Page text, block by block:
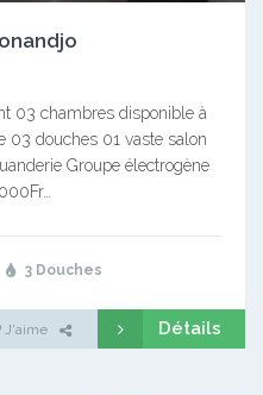
03 chambres disponible à
03 douches 01 vaste salon
Groupe électrogène
3 Douches
J'aime Détails